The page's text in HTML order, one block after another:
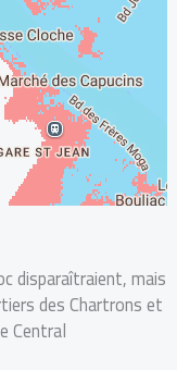
disparaîtraient, mais
des Chartrons et
Central